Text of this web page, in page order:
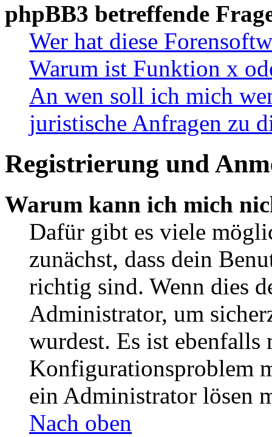
phpBB3 betreffende
Wer hat diese
Warum ist Funktion x
An wen soll ich mich
juristische Anfragen zu
Registrierung und
Warum kann ich mich
Dafür gibt es viele
zunächst, dass dein
richtig sind. Wenn dies
Administrator, um
wurdest. Es ist ebenfalls
Konfigurationsproblem
ein Administrator lösen
Nach oben